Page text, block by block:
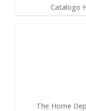
Catalogo
The Home